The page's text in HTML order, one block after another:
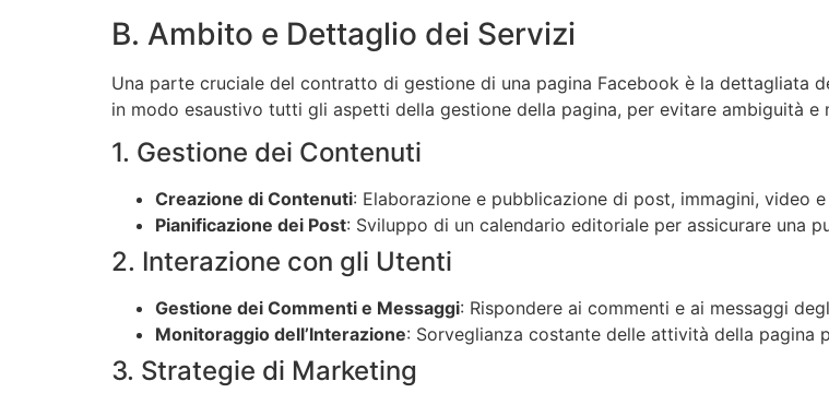
B. Ambito e Dettaglio dei Servizi
Una parte cruciale del contratto di gestione di una pagina Facebook è la dettagliata
in modo esaustivo tutti gli aspetti della gestione della pagina, per evitare ambiguità e
1. Gestione dei Contenuti
Creazione di Contenuti: Elaborazione e pubblicazione di post, immagini, video
Pianificazione dei Post: Sviluppo di un calendario editoriale per assicurare una
2. Interazione con gli Utenti
Gestione dei Commenti e Messaggi: Rispondere ai commenti e ai messaggi
Monitoraggio dell’Interazione: Sorveglianza costante delle attività della pagina
3. Strategie di Marketing